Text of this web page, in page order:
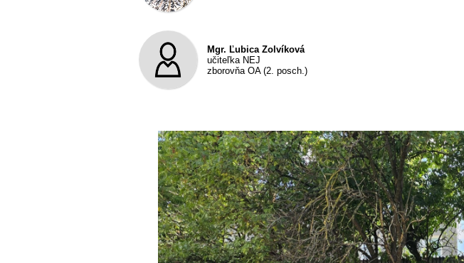
Mgr. Ľubica Zolvíková
učiteľka NEJ
zborovňa OA (2. posch.)